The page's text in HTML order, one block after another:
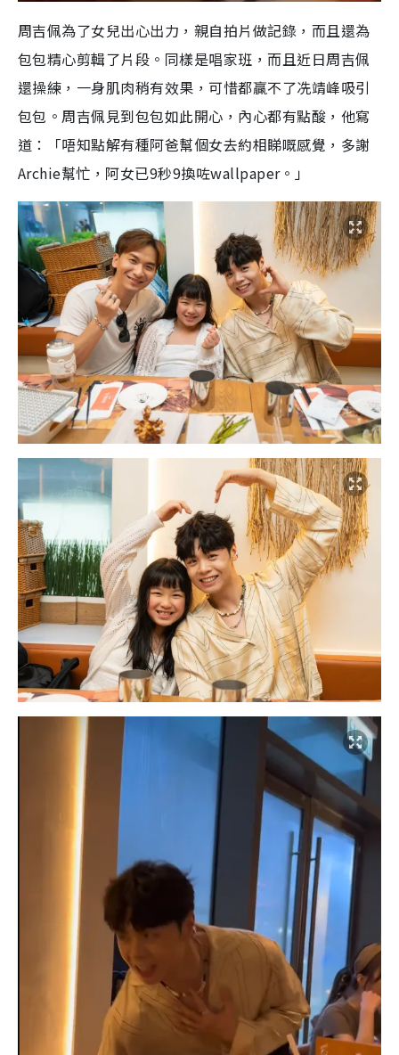
周吉佩為了女兒出心出力，親自拍片做記錄，而且還為
包包精心剪輯了片段。同樣是唱家班，而且近日周吉佩
還操練，一身肌肉稍有效果，可惜都贏不了冼靖峰吸引
包包。周吉佩見到包包如此開心，內心都有點酸，他寫
道：「唔知點解有種阿爸幫個女去約相睇嘅感覺，多謝
Archie幫忙，阿女已9秒9換咗wallpaper。」